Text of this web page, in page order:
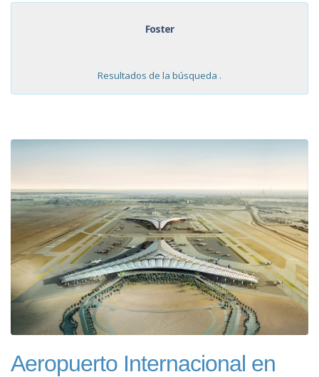
Foster
Resultados de la búsqueda .
Aeropuerto Internacional en